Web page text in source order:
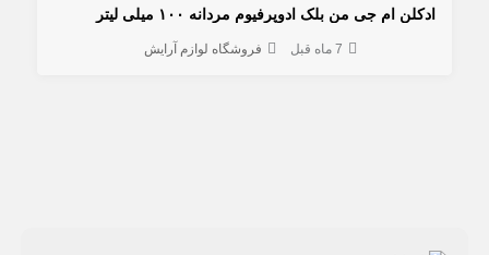
ادكلن ام جی من بلک ادوپرفیوم مردانه ۱۰۰ میلی لیتر
7 ماه قبل فروشگاه لوازم آرایش